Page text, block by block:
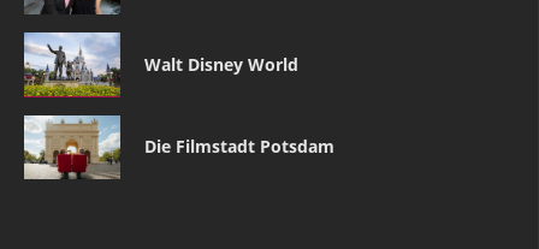
Walt Disney World
Die Filmstadt Potsdam